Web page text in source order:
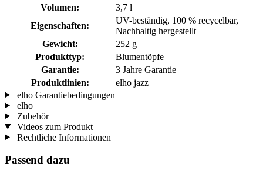
Volumen:
3,7 l
Eigenschaften:
UV-beständig, 100 % recycelbar,
Nachhaltig hergestellt
Gewicht:
252 g
Produkttyp:
Blumentöpfe
Garantie:
3 Jahre Garantie
Produktlinien:
elho jazz
elho Garantiebedingungen
elho
Zubehör
Videos zum Produkt
Rechtliche Informationen
Passend dazu